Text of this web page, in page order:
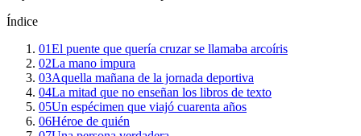
Índice
01El puente que quería cruzar se llamaba arcoíris
02La mano impura
03Aquella mañana de la jornada deportiva
04La mitad que no enseñan los libros de texto
05Un espécimen que viajó cuarenta años
06Héroe de quién